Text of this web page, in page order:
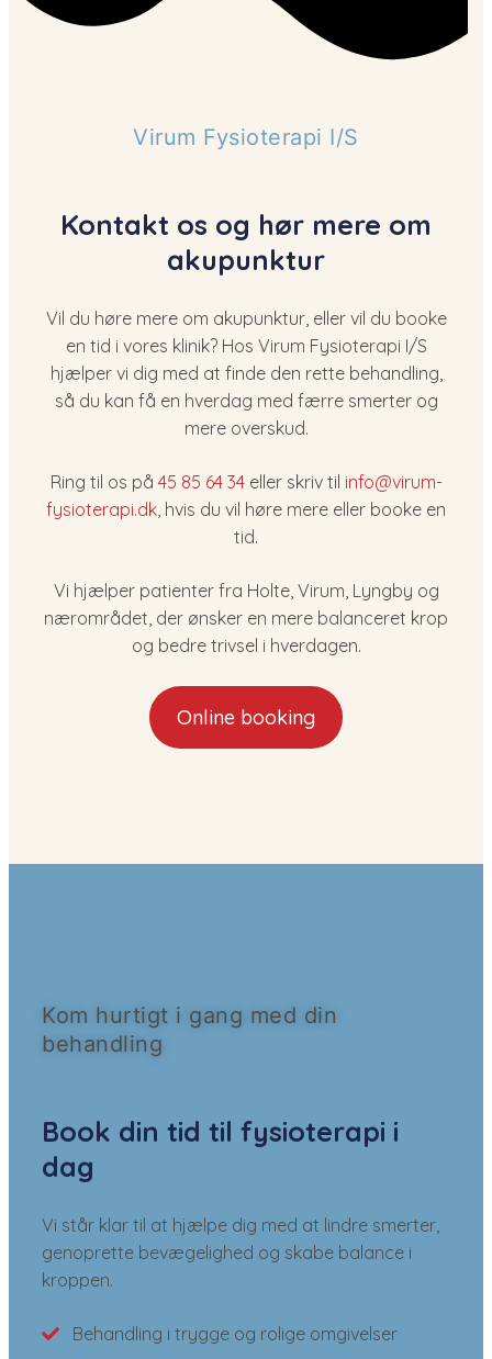
Virum Fysioterapi I/S
Kontakt os og hør mere om
akupunktur
Vil du høre mere om akupunktur, eller vil du booke
en tid i vores klinik? Hos Virum Fysioterapi I/S
hjælper vi dig med at finde den rette behandling,
så du kan få en hverdag med færre smerter og
mere overskud.
Ring til os på 45 85 64 34eller skriv til info@virum-
fysioterapi.dk , hvis du vil høre mere eller booke en
tid.
Vi hjælper patienter fra Holte, Virum, Lyngby og
nærområdet, der ønsker en mere balanceret krop
og bedre trivsel i hverdagen.
Online booking
Kom hurtigt i gang med din
behandling
Book din tid til fysioterapi i
dag
Vi står klar til at hjælpe dig med at lindre smerter,
genoprette bevægelighed og skabe balance i
kroppen.
Behandling i trygge og rolige omgivelser